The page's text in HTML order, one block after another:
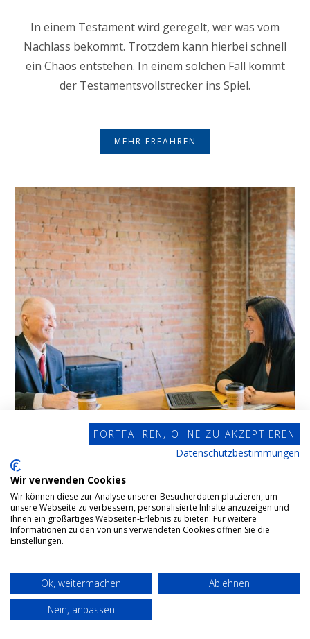
In einem Testament wird geregelt, wer was vom
Nachlass bekommt. Trotzdem kann hierbei schnell
ein Chaos entstehen. In einem solchen Fall kommt
der Testamentsvollstrecker ins Spiel.
MEHR ERFAHREN
Unternehmensnachfolge
Unternehmensnachfolge den Übergang einer Firma,
eines mittelständischen Unternehmens oder anderer
Gesellschaftsformen in den Besitz einer anderen
FORTFAHREN, OHNE ZU AKZEPTIEREN
Datenschutzbestimmungen
Wir verwenden Cookies
Wir können diese zur Analyse unserer Besucherdaten platzieren, um
unsere Webseite zu verbessern, personalisierte Inhalte anzuzeigen und
Ihnen ein großartiges Webseiten-Erlebnis zu bieten. Für weitere
Informationen zu den von uns verwendeten Cookies öffnen Sie die
Einstellungen.
Ok, weitermachen
Ablehnen
Nein, anpassen